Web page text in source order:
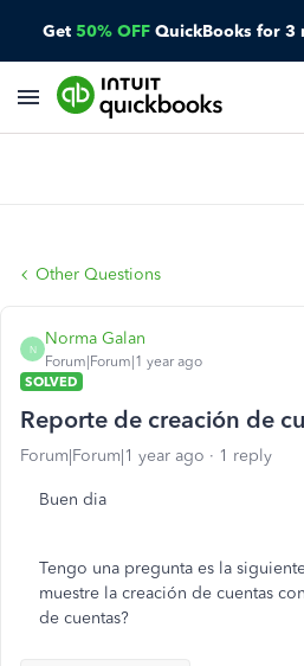
Get 50% OFF QuickBooks for 3
Other Questions
N
Norma Galan
Forum|Forum|1 year ago
SOLVED
Reporte de creación de
Forum|Forum|1 year ago 1 reply
Buen dia
Tengo una pregunta es la
muestre la creación de cuentas
de cuentas?